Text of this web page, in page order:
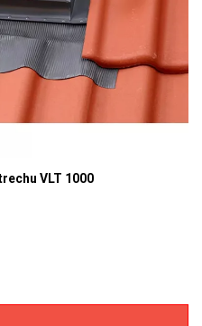
VLT 1000